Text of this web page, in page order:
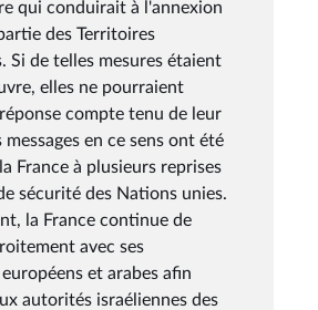
qui conduirait à l'annexion
des Territoires
Si de telles mesures étaient
elles ne pourraient
compte tenu de leur
messages en ce sens ont été
France à plusieurs reprises
sécurité des Nations unies.
la France continue de
avec ses
et arabes afin
autorités israéliennes des